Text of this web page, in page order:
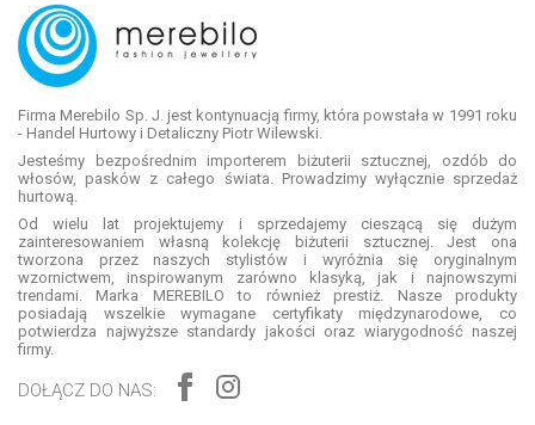
Firma Merebilo Sp. J. jest kontynuacją firmy, która powstała w 1991 roku
- Handel Hurtowy i Detaliczny Piotr Wilewski.
Jesteśmy bezpośrednim importerem biżuterii sztucznej, ozdób do
włosów, pasków z całego świata. Prowadzimy wyłącznie sprzedaż
hurtową.
Od wielu lat projektujemy i sprzedajemy cieszącą się dużym
zainteresowaniem własną kolekcję biżuterii sztucznej. Jest ona
tworzona przez naszych stylistów i wyróżnia się oryginalnym
wzornictwem, inspirowanym zarówno klasyką, jak i najnowszymi
trendami. Marka MEREBILO to również prestiż. Nasze produkty
posiadają wszelkie wymagane certyfikaty międzynarodowe, co
potwierdza najwyższe standardy jakości oraz wiarygodność naszej
firmy.
DOŁĄCZ DO NAS: